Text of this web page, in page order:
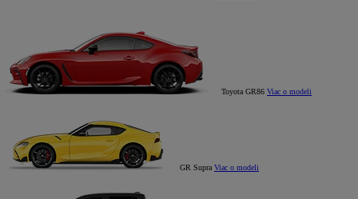
Toyota GR86 Viac o modeli
GR Supra Viac o modeli